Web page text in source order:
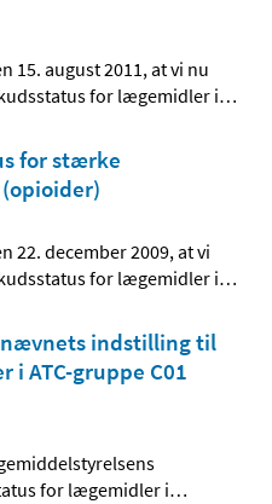
15. august 2011, at vi nu
for lægemidler i…
for stærke
22. december 2009, at vi
for lægemidler i…
indstilling til
ATC-gruppe C01
for lægemidler i…